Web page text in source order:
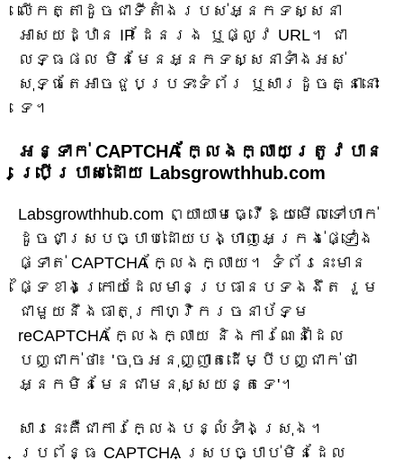
លើកត្តាដូចជាទីតាំងរបស់អ្នកទស្សនា
អាសយដ្ឋាន IP ដែនរង ឬផ្លូវ URL។ ជា
លទ្ធផល មិនមែនអ្នកទស្សនាទាំងអស់
សុទ្ធតែអាចជួបប្រទះទំព័រ ឬសារដូចគ្នានោះ
ទេ។
អន្ទាក់ CAPTCHA ក្លែងក្លាយត្រូវបាន
ប្រើប្រាស់ដោយ Labsgrowthhub.com
Labsgrowthhub.com ព្យាយាមធ្វើឱ្យមើលទៅហាក់
ដូចជាស្របច្បាប់ដោយបង្ហាញអេក្រង់ផ្ទៀង
ផ្ទាត់ CAPTCHA ក្លែងក្លាយ។ ទំព័រនេះមាន
ផ្ទៃខាងក្រោយដែលមានប្រធានបទងងឹត រួម
ជាមួយនឹងធាតុក្រាហ្វិករចនាប័ទ្ម
reCAPTCHA ក្លែងក្លាយ និងការណែនាំដែល
បញ្ជាក់ថា៖ 'ចុចអនុញ្ញាតដើម្បីបញ្ជាក់ថា
អ្នកមិនមែនជាមនុស្សយន្តទេ'។
សារនេះគឺជាការក្លែងបន្លំទាំងស្រុង។
ប្រព័ន្ធ CAPTCHA ស្របច្បាប់មិនដែល